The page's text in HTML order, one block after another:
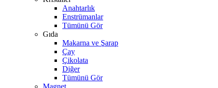
Anahtarlık
Enstrümanlar
Tümünü Gör
Gıda
Makarna ve Şarap
Çay
Çikolata
Diğer
Tümünü Gör
Magnet